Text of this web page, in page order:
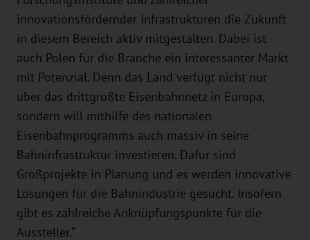
innovationsfördernder Infrastrukturen die Zukunft
in diesem Bereich aktiv mitgestalten. Dabei ist
auch Polen für die Branche ein interessanter Markt
mit Potenzial. Denn das Land verfügt nicht nur
über das drittgrößte Eisenbahnnetz in Europa,
sondern will mithilfe des nationalen
Eisenbahnprogramms auch massiv in seine
Bahninfrastruktur investieren. Dafür sind
Großprojekte in Planung und es werden innovative
Lösungen für die Bahnindustrie gesucht. Insofern
gibt es zahlreiche Anknüpfungspunkte für die
Aussteller.“